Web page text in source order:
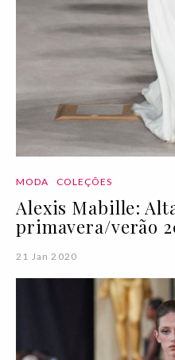
MODA COLEÇÕES
Alexis Mabille:
primavera/verão
21 Jan 2020